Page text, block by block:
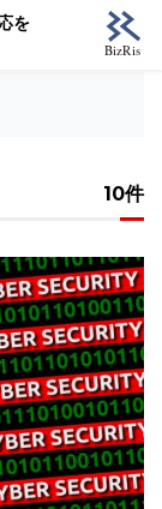
を
10件